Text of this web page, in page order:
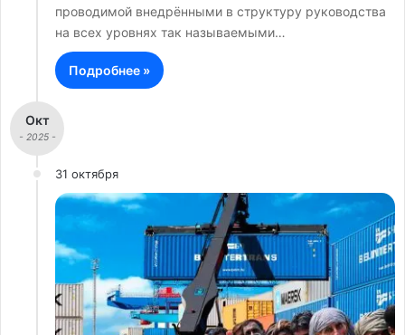
проводимой внедрёнными в структуру руководства
на всех уровнях так называемыми…
Подробнее »
Окт
- 2025 -
31 октября